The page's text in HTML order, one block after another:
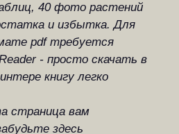
40 фото растений
и избытка. Для
pdf требуется
- просто скачать в
книгу легко
страница вам
здесь